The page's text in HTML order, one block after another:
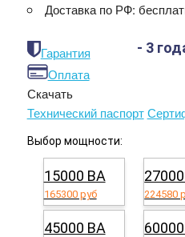
Доставка по РФ:
Гарантия
- 3
Оплата
Скачать
Технический паспорт
Выбор мощности:
15000 ВА
165300 руб 224580
45000 ВА